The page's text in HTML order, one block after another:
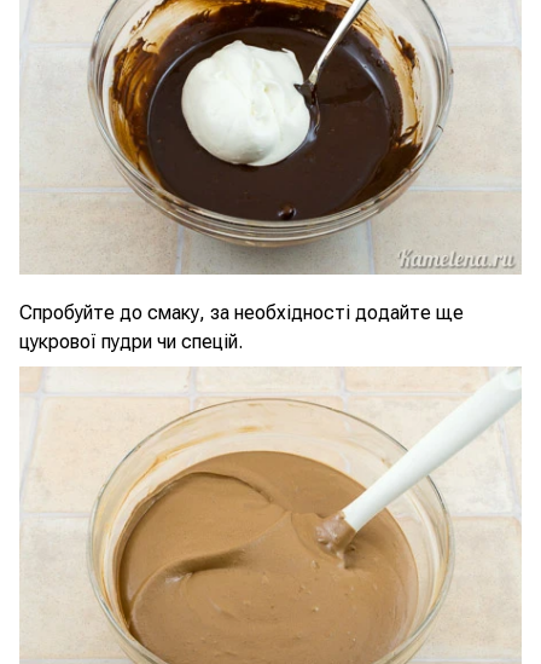
Спробуйте до смаку, за необхідності додайте ще
цукрової пудри чи спецій.